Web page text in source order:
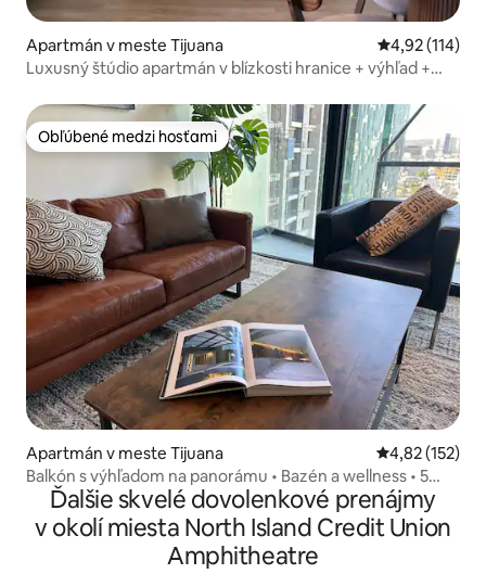
Apartmán v meste Tijuana Priemerné
4,92 (114)
Luxusný štúdio apartmán v blízkosti hranice + výhľad +
Obľúbené medzi hosťami
Obľúbené medzi hosťami
Apartmán v meste Tijuana Priemerné
4,82 (152)
Balkón s výhľadom na panorámu • Bazén a wellness • 5
minút od hranice
Ďalšie skvelé dovolenkové prenájmy
v okolí miesta North Island Credit Union
Amphitheatre